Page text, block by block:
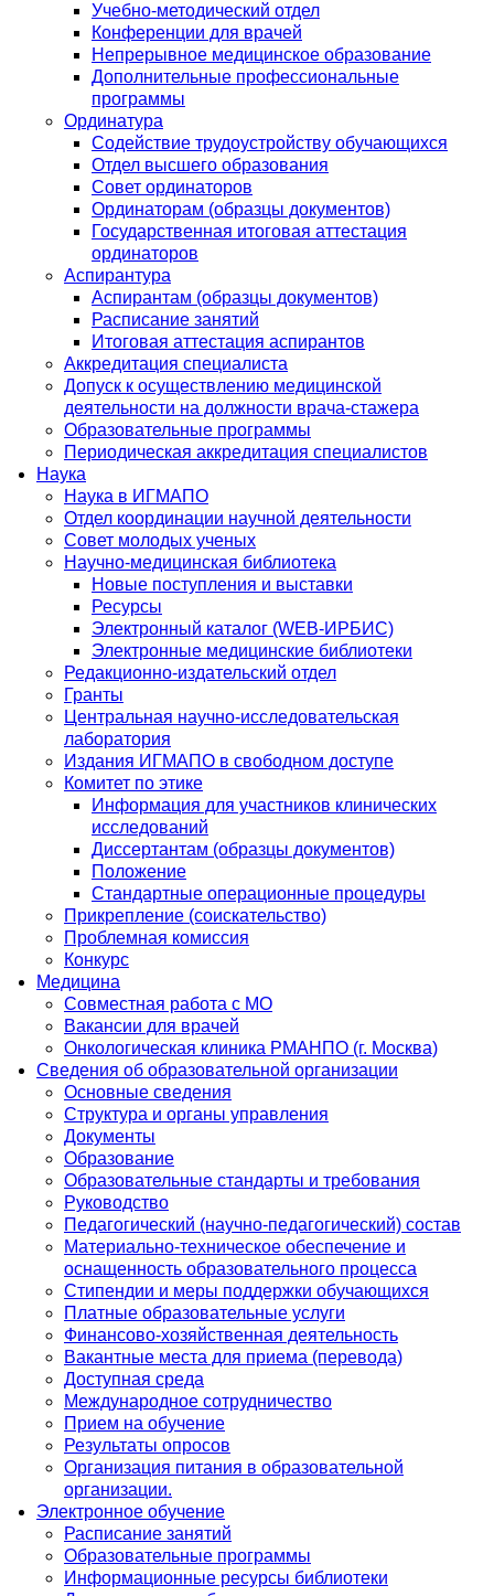
Учебно-методический отдел
Конференции для врачей
Непрерывное медицинское образование
Дополнительные профессиональные
программы
Ординатура
Содействие трудоустройству обучающихся
Отдел высшего образования
Совет ординаторов
Ординаторам (образцы документов)
Государственная итоговая аттестация
ординаторов
Аспирантура
Аспирантам (образцы документов)
Расписание занятий
Итоговая аттестация аспирантов
Аккредитация специалиста
Допуск к осуществлению медицинской
деятельности на должности врача-стажера
Образовательные программы
Периодическая аккредитация специалистов
Наука
Наука в ИГМАПО
Отдел координации научной деятельности
Совет молодых ученых
Научно-медицинская библиотека
Новые поступления и выставки
Ресурсы
Электронный каталог (WEB-ИРБИС)
Электронные медицинские библиотеки
Редакционно-издательский отдел
Гранты
Центральная научно-исследовательская
лаборатория
Издания ИГМАПО в свободном доступе
Комитет по этике
Информация для участников клинических
исследований
Диссертантам (образцы документов)
Положение
Стандартные операционные процедуры
Прикрепление (соискательство)
Проблемная комиссия
Конкурс
Медицина
Совместная работа с МО
Вакансии для врачей
Онкологическая клиника РМАНПО (г. Москва)
Сведения об образовательной организации
Основные сведения
Структура и органы управления
Документы
Образование
Образовательные стандарты и требования
Руководство
Педагогический (научно-педагогический) состав
Материально-техническое обеспечение и
оснащенность образовательного процесса
Стипендии и меры поддержки обучающихся
Платные образовательные услуги
Финансово-хозяйственная деятельность
Вакантные места для приема (перевода)
Доступная среда
Международное сотрудничество
Прием на обучение
Результаты опросов
Организация питания в образовательной
организации.
Электронное обучение
Расписание занятий
Образовательные программы
Информационные ресурсы библиотеки